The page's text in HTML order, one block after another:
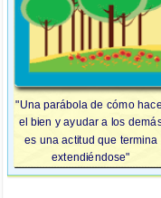
"Una parábola de cómo
el bien y ayudar a los
es una actitud que termina
extendiéndose"